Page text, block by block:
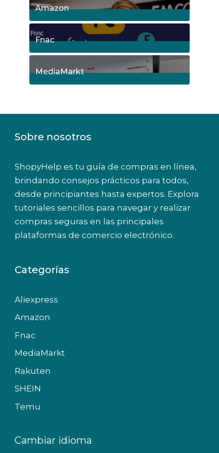
Amazon
5Posts
Fnac
9Posts
MediaMarkt
Sobre nosotros
ShopyHelp es tu guía de compras en línea,
brindando consejos prácticos para todos,
desde principiantes hasta expertos. Explora
tutoriales sencillos para navegar y realizar
compras seguras en las principales
plataformas de comercio electrónico.
Categorías
Aliexpress
Amazon
Fnac
MediaMarkt
Rakuten
SHEIN
Temu
Cambiar idioma